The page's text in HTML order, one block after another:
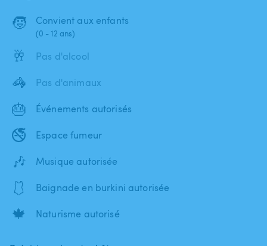
🧒 Convient aux enfants
(0 - 12 ans)
🥂 Pas d'alcool
🦓 Pas d'animaux
🎂 Événements autorisés
🚭 Espace fumeur
🎶 Musique autorisée
🩱 Baignade en burkini autorisée
🍁 Naturisme autorisé